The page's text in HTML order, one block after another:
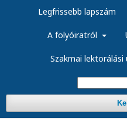
Legfrissebb lapszám
A folyóiratról
Szakmai